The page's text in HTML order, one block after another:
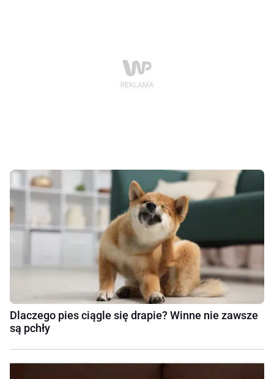
Dlaczego pies ciągle się drapie? Winne nie zawsze
są pchły